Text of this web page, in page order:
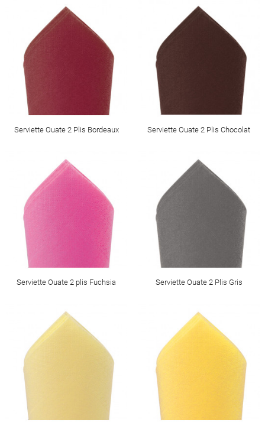
Serviette Ouate 2 Plis Bordeaux Serviette Ouate 2 Plis Chocolat
Serviette Ouate 2 plis Fuchsia Serviette Ouate 2 Plis Gris